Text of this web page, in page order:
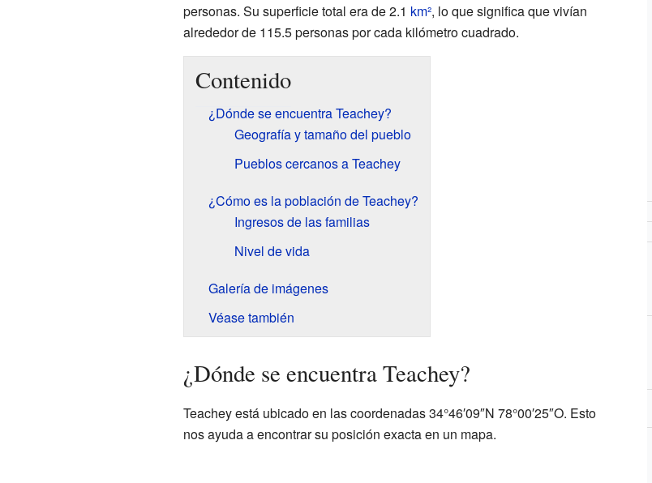
personas. Su superficie total era de 2.1 km², lo que significa que vivían
alrededor de 115.5 personas por cada kilómetro cuadrado.
Contenido
¿Dónde se encuentra Teachey?
Geografía y tamaño del pueblo
Pueblos cercanos a Teachey
¿Cómo es la población de Teachey?
Ingresos de las familias
Nivel de vida
Galería de imágenes
Véase también
¿Dónde se encuentra Teachey?
Teachey está ubicado en las coordenadas 34°46′09″N 78°00′25″O. Esto
nos ayuda a encontrar su posición exacta en un mapa.